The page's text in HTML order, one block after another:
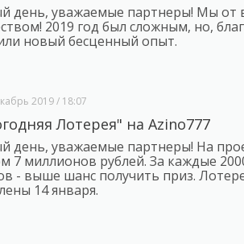
день, уважаемые партнеры! Мы от
2019 год был сложным, но,
новый бесценный опыт.
2019 / 18:07
Лотерея" на Azino777
день, уважаемые партнеры! На
7 миллионов рублей. За каждые
- выше шанс получить приз.
14 января.